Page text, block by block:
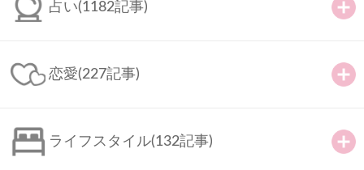
占い(1182記事)
恋愛(227記事)
ライフスタイル(132記事)